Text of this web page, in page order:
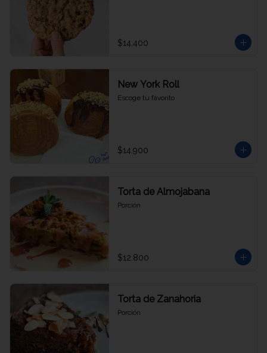
$14.400
New York Roll
Escoge tu favorito
$14.900
Torta de Almojabana
Porción
$12.800
Torta de Zanahoria
Porción